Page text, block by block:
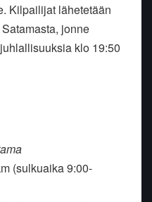
Kilpailijat lähetetään
jonne
klo 19:50
(sulkuaika 9:00-